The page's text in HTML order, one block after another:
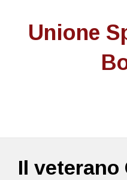
Unione
Il veterano